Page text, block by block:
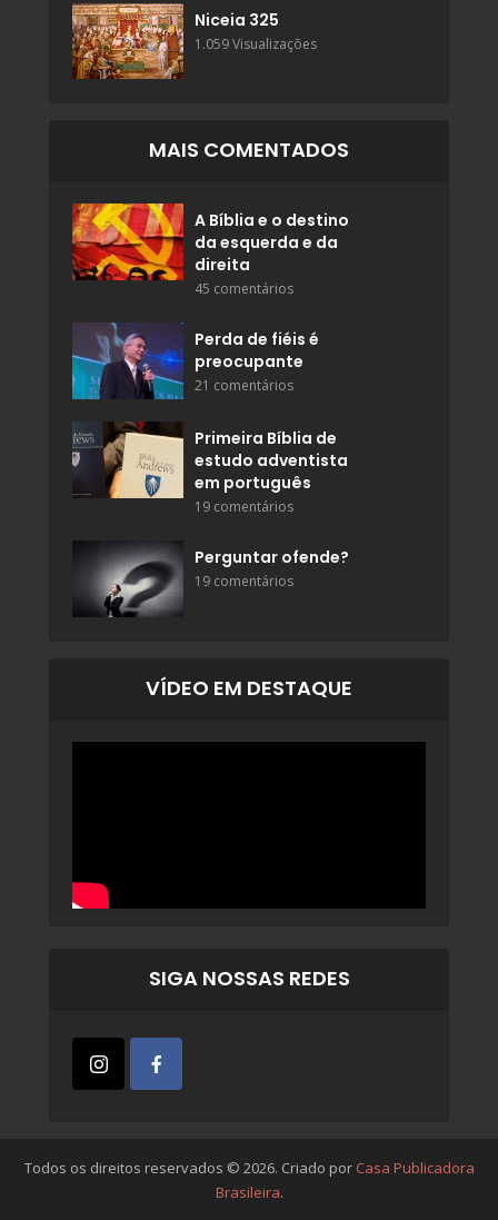
Niceia 325
1.059 Visualizações
MAIS COMENTADOS
A Bíblia e o destino
da esquerda e da
direita
45 comentários
Perda de fiéis é
preocupante
21 comentários
Primeira Bíblia de
estudo adventista
em português
19 comentários
Perguntar ofende?
19 comentários
VÍDEO EM DESTAQUE
SIGA NOSSAS REDES
Todos os direitos reservados © 2026. Criado por Casa Publicadora
Brasileira.